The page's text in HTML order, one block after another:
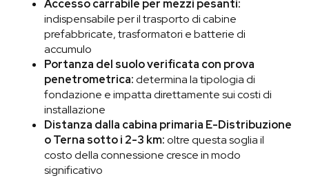
Accesso carrabile per mezzi pesanti:
indispensabile per il trasporto di cabine
prefabbricate, trasformatori e batterie di
accumulo
Portanza del suolo verificata con prova
penetrometrica:determina la tipologia di
fondazione e impatta direttamente sui costi di
installazione
Distanza dalla cabina primaria E-Distribuzione
o Terna sotto i 2-3 km:oltre questa soglia il
costo della connessione cresce in modo
significativo